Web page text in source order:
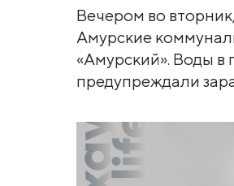
Вечером во
Амурские
«Амурский». Воды в
предупреждали